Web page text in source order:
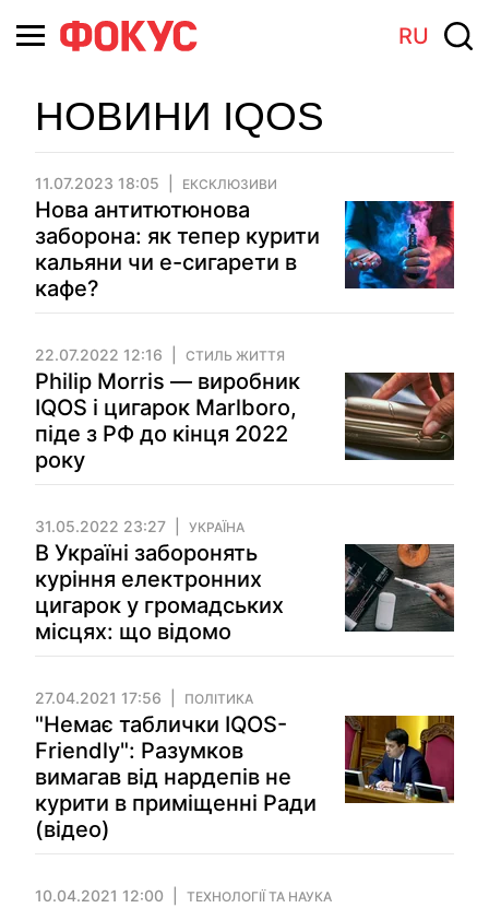
RU
НОВИНИ IQOS
11.07.2023 18:05 ЕКСКЛЮЗИВИ
Нова антитютюнова
заборона: як тепер курити
кальяни чи е-сигарети в
кафе?
22.07.2022 12:16 СТИЛЬ ЖИТТЯ
Philip Morris — виробник
IQOS і цигарок Marlboro,
піде з РФ до кінця 2022
року
31.05.2022 23:27 УКРАЇНА
В Україні заборонять
куріння електронних
цигарок у громадських
місцях: що відомо
27.04.2021 17:56 ПОЛІТИКА
"Немає таблички IQOS-
Friendly": Разумков
вимагав від нардепів не
курити в приміщенні Ради
(відео)
10.04.2021 12:00 ТЕХНОЛОГІЇ ТА НАУКА